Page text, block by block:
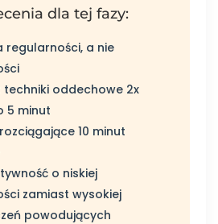
dla tej fazy:
regularności, a nie
oddechowe 2x
5 minut
10 minut
o niskiej
zamiast wysokiej
powodujących